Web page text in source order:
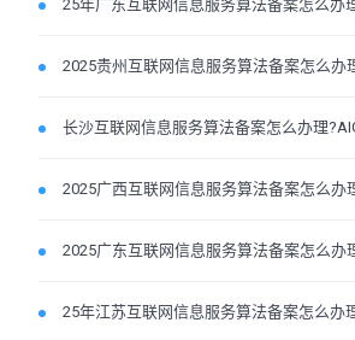
25年广东互联网信息服务算法备案怎么办
2025贵州互联网信息服务算法备案怎么办
长沙互联网信息服务算法备案怎么办理
2025广西互联网信息服务算法备案怎么办
2025广东互联网信息服务算法备案怎么办
25年江苏互联网信息服务算法备案怎么办